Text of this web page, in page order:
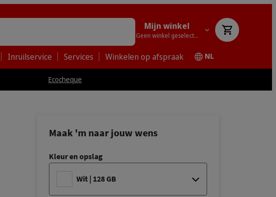
Mijn winkel
Geen winkel geselecteerd
Inruilservice Services Winkelen op afspraak NL
Ecocheque
Maak 'm naar jouw wens
Kleur en opslag
Wit | 128 GB